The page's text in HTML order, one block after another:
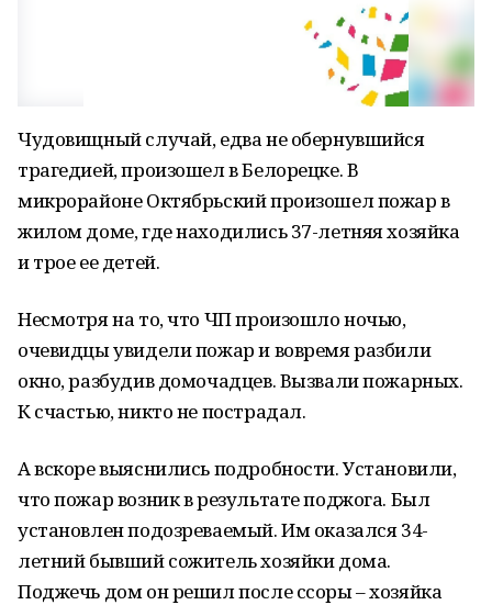
Чудовищный случай, едва не обернувшийся
трагедией, произошел в Белорецке. В
микрорайоне Октябрьский произошел пожар в
жилом доме, где находились 37-летняя хозяйка
и трое ее детей.
Несмотря на то, что ЧП произошло ночью,
очевидцы увидели пожар и вовремя разбили
окно, разбудив домочадцев. Вызвали пожарных.
К счастью, никто не пострадал.
А вскоре выяснились подробности. Установили,
что пожар возник в результате поджога. Был
установлен подозреваемый. Им оказался 34-
летний бывший сожитель хозяйки дома.
Поджечь дом он решил после ссоры – хозяйка